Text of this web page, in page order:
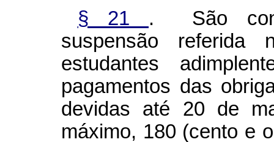
§ 21 . São
suspensão
estudantes
pagamentos das
devidas até 20 de
máximo, 180 (cento e